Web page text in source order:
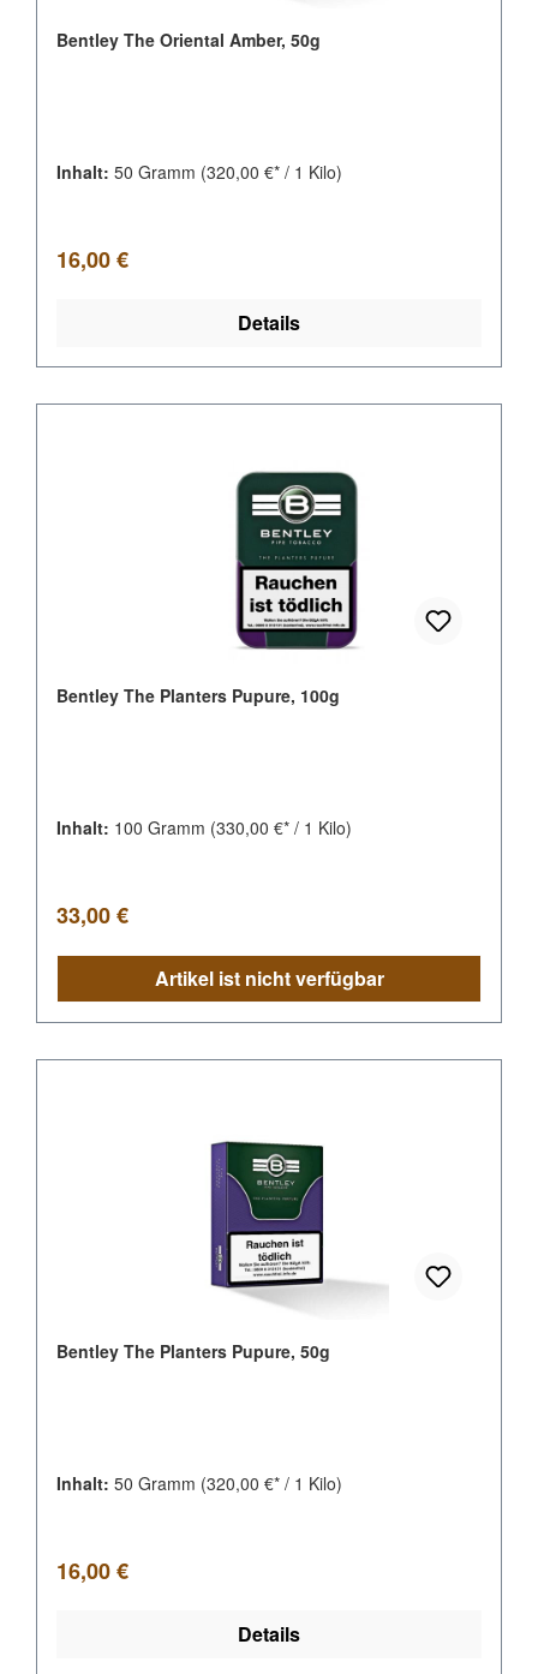
Bentley The Oriental Amber, 50g
Inhalt: 50 Gramm (320,00 €* / 1 Kilo)
Regulärer Preis:
16,00 €
Details
Bentley The Planters Pupure, 100g
Inhalt: 100 Gramm (330,00 €* / 1 Kilo)
Regulärer Preis:
33,00 €
Artikel ist nicht verfügbar
Bentley The Planters Pupure, 50g
Inhalt: 50 Gramm (320,00 €* / 1 Kilo)
Regulärer Preis:
16,00 €
Details